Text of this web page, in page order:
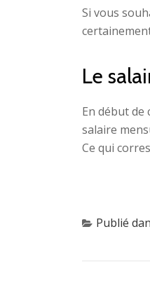
Si vous
Le
En début
salaire
Ce qui
Publié